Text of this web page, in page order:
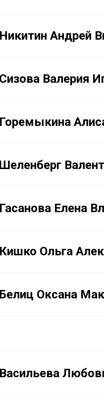
Никитин Андрей
Сизова Валерия
Горемыкина
Шеленберг
Гасанова Елена
Кишко Ольга
Белиц Оксана
Васильева